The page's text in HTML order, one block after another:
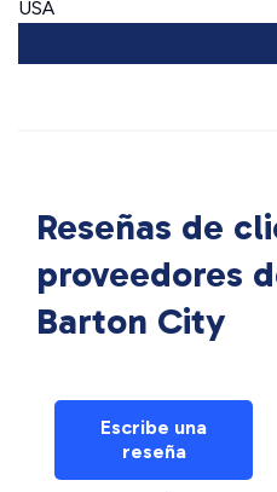
USA
Reseñas de
proveedores
Barton City
Escribe una
reseña